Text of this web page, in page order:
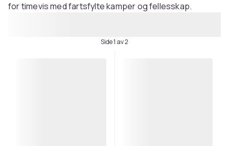
for timevis med fartsfylte kamper og fellesskap.
Side 1 av 2